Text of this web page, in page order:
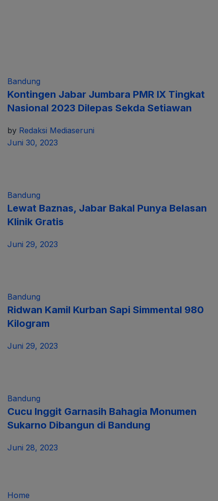
Bandung
Kontingen Jabar Jumbara PMR IX Tingkat
Nasional 2023 Dilepas Sekda Setiawan
by Redaksi Mediaseruni
Juni 30, 2023
Bandung
Lewat Baznas, Jabar Bakal Punya Belasan
Klinik Gratis
Juni 29, 2023
Bandung
Ridwan Kamil Kurban Sapi Simmental 980
Kilogram
Juni 29, 2023
Bandung
Cucu Inggit Garnasih Bahagia Monumen
Sukarno Dibangun di Bandung
Juni 28, 2023
Home